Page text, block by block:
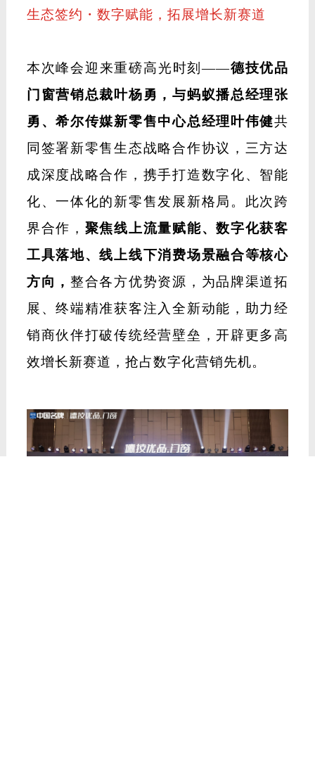
生态签约・数字赋能，拓展增长新赛道
本次峰会迎来重磅高光时刻——德技优品
门窗营销总裁叶杨勇，与蚂蚁播总经理张
勇、希尔传媒新零售中心总经理叶伟健共
同签署新零售生态战略合作协议，三方达
成深度战略合作，携手打造数字化、智能
化、一体化的新零售发展新格局。此次跨
界合作， 聚焦线上流量赋能、数字化获客
工具落地、线上线下消费场景融合等核心
方向，整合各方优势资源，为品牌渠道拓
展、终端精准获客注入全新动能，助力经
销商伙伴打破传统经营壁垒，开辟更多高
效增长新赛道，抢占数字化营销先机。